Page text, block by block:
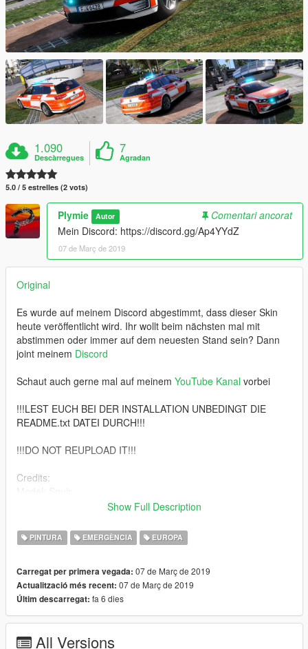
1.090
Descàrregues
7
Agradan
5.0 / 5 estrelles (2 vots)
Plymie Autor
Comentari ancorat
Mein Discord: https://discord.gg/Ap4YYdZ
07 de Març de 2019
Original
Es wurde auf meinem Discord abgestimmt, dass dieser Skin
heute veröffentlicht wird. Ihr wollt beim nächsten mal mit
abstimmen oder immer auf dem neuesten Stand sein? Dann
joint meinem Discord
Schaut auch gerne mal auf meinem YouTube Kanal vorbei
!!!LEST EUCH BEI DER INSTALLATION UNBEDINGT DIE
README.txt DATEI DURCH!!!
!!!DO NOT REUPLOAD IT!!!
Credits:
Model Purchased: London Roleplay Community (LRPC)
Model Lowering: ObsidianGames
Model Textures: ObsidianGames
Premier Hazard Sovereign: ObsidianGames
Premier Hazard Sovereign Textures: ObsidianGames
Premier Hazard Button-Blast: ObsidianGames
Premier Hazard Button-Blast Textures: ObsidianGames
Aerials: ObsidianGames
Show Full Description
PINTURA EMERGÈNCIA EUROPA
Carregat per primera vegada: 07 de Març de 2019
Actualització més recent: 07 de Març de 2019
Últim descarregat: fa 6 dies
All Versions